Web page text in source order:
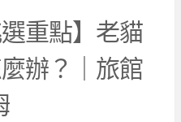
選重點】老貓
辦？｜旅館